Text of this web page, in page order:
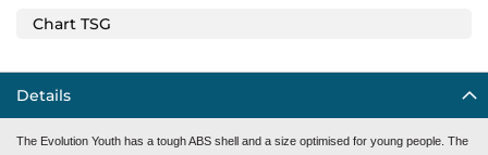
Chart TSG
Details
The Evolution Youth has a tough ABS shell and a size optimised for young people. The